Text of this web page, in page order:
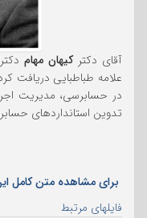
آقای دکترکیهان مهام
در حسابرسی، مدیریت
تدوین استانداردهای
برای مشاهده متن کامل
فایلهای مرتبط